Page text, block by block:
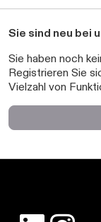
Sie sind neu bei
Sie haben noch
Registrieren Sie
Vielzahl von